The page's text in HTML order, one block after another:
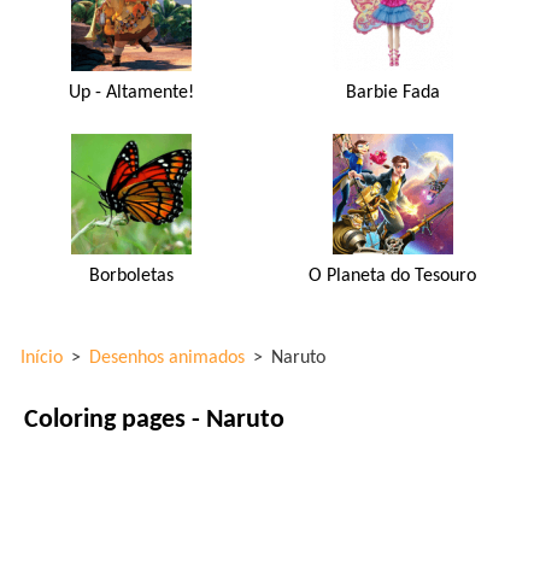
Up - Altamente! Barbie Fada
Borboletas O Planeta do Tesouro
Início > Desenhos animados > Naruto
Coloring pages - Naruto